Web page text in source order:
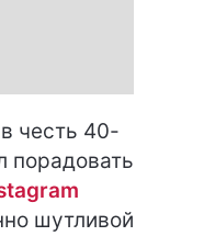
честь 40-
порадовать
шутливой